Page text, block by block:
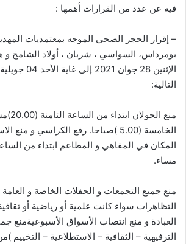
فيه عن عدد من القرارات أهمها :
– إقرار الحجر الصحي الموجه بمعتمديات
بومرداس، السواسي ، شربان ، أولاد الشامخ و
الإثنين 28
التالية:
منع
الخامسة (5.00 )صباحا. رفع الكراسي و
مساء.
منع جميع التجمعات و الحفلات الخاصة و العامة
التظاهرات سواء كانت علمية أو رياضية أو
العبادة و منع انتصاب الأسواق الأسبوعيةمنع
الترفيهية – الثقافية – الاستطلاعية – التخييم